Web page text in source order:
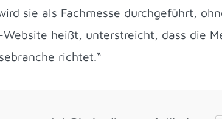
sie als Fachmesse durchgeführt,
Website heißt, unterstreicht, dass die
richtet.“